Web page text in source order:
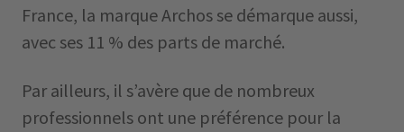
France, la marque Archos se démarque aussi,
avec ses 11 % des parts de marché.
Par ailleurs, il s’avère que de nombreux
professionnels ont une préférence pour la